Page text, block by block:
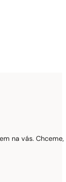
na vás.